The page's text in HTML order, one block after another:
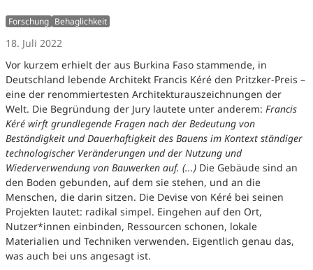
Forschung Behaglichkeit
18. Juli 2022
Vor kurzem erhielt der aus Burkina Faso stammende, in
Deutschland lebende Architekt Francis Kéré den Pritzker-Preis –
eine der renommiertesten Architekturauszeichnungen der
Welt. Die Begründung der Jury lautete unter anderem: Francis
Kéré wirft grundlegende Fragen nach der Bedeutung von
Beständigkeit und Dauerhaftigkeit des Bauens im Kontext ständiger
technologischer Veränderungen und der Nutzung und
Wiederverwendung von Bauwerken auf. (...) Die Gebäude sind an
den Boden gebunden, auf dem sie stehen, und an die
Menschen, die darin sitzen. Die Devise von Kéré bei seinen
Projekten lautet: radikal simpel. Eingehen auf den Ort,
Nutzer*innen einbinden, Ressourcen schonen, lokale
Materialien und Techniken verwenden. Eigentlich genau das,
was auch bei uns angesagt ist.